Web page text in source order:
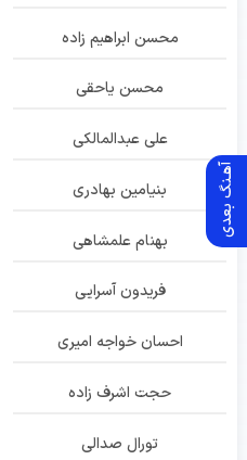
آهـنگ بعدی
محسن ابراهیم زاده
محسن یاحقی
علی عبدالمالکی
بنیامین بهادری
بهنام علمشاهی
فریدون آسرایی
احسان خواجه امیری
حجت اشرف زاده
تورال صدالی